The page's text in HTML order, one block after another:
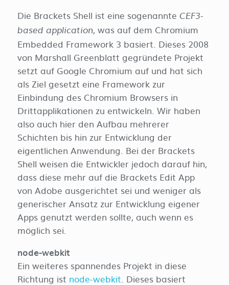
Die Brackets Shell ist eine sogenannte CEF3-
based application, was auf dem Chromium
Embedded Framework 3 basiert. Dieses 2008
von Marshall Greenblatt gegründete Projekt
setzt auf Google Chromium auf und hat sich
als Ziel gesetzt eine Framework zur
Einbindung des Chromium Browsers in
Drittapplikationen zu entwickeln. Wir haben
also auch hier den Aufbau mehrerer
Schichten bis hin zur Entwicklung der
eigentlichen Anwendung. Bei der Brackets
Shell weisen die Entwickler jedoch darauf hin,
dass diese mehr auf die Brackets Edit App
von Adobe ausgerichtet sei und weniger als
generischer Ansatz zur Entwicklung eigener
Apps genutzt werden sollte, auch wenn es
möglich sei.
node-webkit
Ein weiteres spannendes Projekt in diese
Richtung ist node-webkit. Dieses basiert